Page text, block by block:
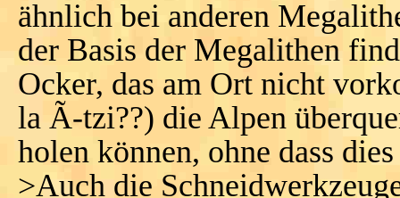
ähnlich bei anderen
der Basis der Megalithen
Ocker, das am Ort nicht
la Ã-tzi??) die Alpen
holen können, ohne dass
>Auch die